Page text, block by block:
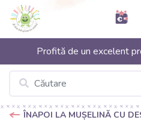
Profită de un excelent
ÎNAPOI LA MUȘELINĂ CU